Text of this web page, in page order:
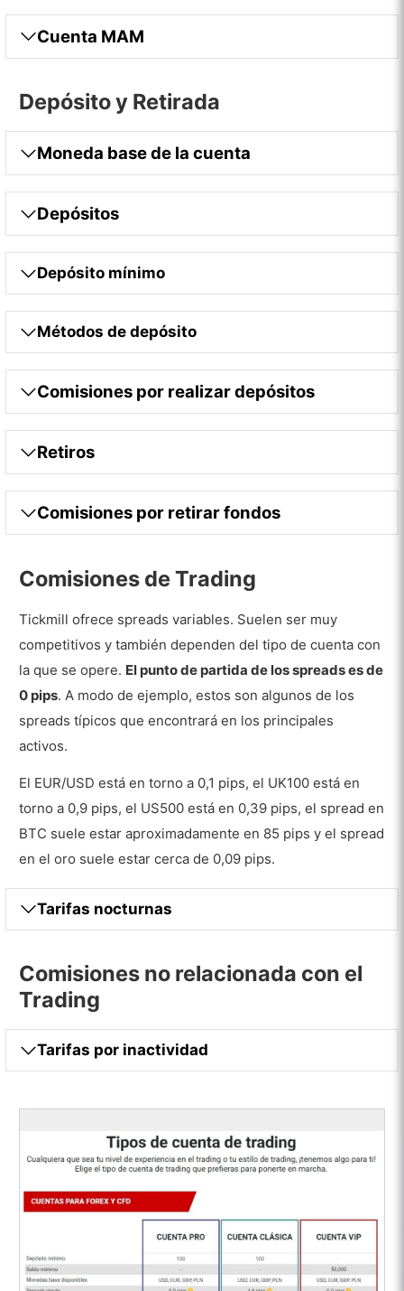
Cuenta MAM
Depósito y Retirada
Moneda base de la cuenta
Depósitos
Depósito mínimo
Métodos de depósito
Comisiones por realizar depósitos
Retiros
Comisiones por retirar fondos
Comisiones de Trading
Tickmill ofrece spreads variables. Suelen ser muy
competitivos y también dependen del tipo de cuenta con
la que se opere. El punto de partida de los spreads es de
0 pips. A modo de ejemplo, estos son algunos de los
spreads típicos que encontrará en los principales
activos.
El EUR/USD está en torno a 0,1 pips, el UK100 está en
torno a 0,9 pips, el US500 está en 0,39 pips, el spread en
BTC suele estar aproximadamente en 85 pips y el spread
en el oro suele estar cerca de 0,09 pips.
Tarifas nocturnas
Comisiones no relacionada con el
Trading
Tarifas por inactividad